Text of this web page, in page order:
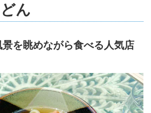
ん
を眺めながら食べる人気店